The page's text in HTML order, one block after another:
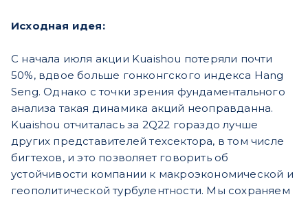
Исходная идея:
С начала июля акции Kuaishou потеряли почти
50%, вдвое больше гонконгского индекса Hang
Seng. Однако с точки зрения фундаментального
анализа такая динамика акций неоправданна.
Kuaishou отчиталась за 2Q22 гораздо лучше
других представителей техсектора, в том числе
бигтехов, и это позволяет говорить об
устойчивости компании к макроэкономической и
геополитической турбулентности. Мы сохраняем